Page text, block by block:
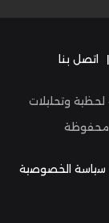
| اتصل بنا
وتحليلات
محفوظة
سياسة الخصوصية